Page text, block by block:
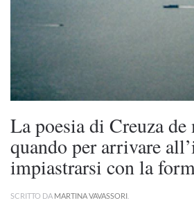
La poesia di Creuza de
quando per arrivare
impiastrarsi con la
SCRITTO DA MARTINA VAVASSORI